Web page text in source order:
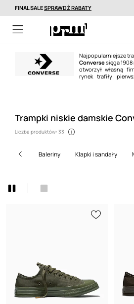
Dostawa nawet w 24h
FINAL SALESPRAWDŹ RABATY
Najpopularniejsze
Conversesięga
otworzył własną
rynek trafiły
Trampki niskie damskie
Liczba produktów: 33
baleriny klapki i sandały